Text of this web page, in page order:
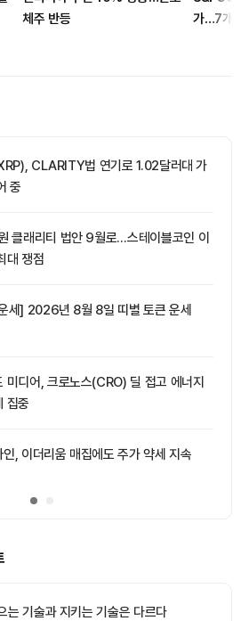
체주 반등
가…7개
CLARITY법 연기로 1.02달러대 가
중
클래리티 법안 9월로…스테이블코인 이
대 쟁점
세] 2026년 8월 8일 띠별 토큰 운세
미디어, 크로노스(CRO) 딜 접고 에너지
집중
인, 이더리움 매집에도 주가 약세 지속
는 기술과 지키는 기술은 다르다